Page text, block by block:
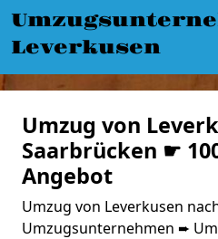
Leverkusen
Umzug von
Saarbrücken ☛
Angebot
Umzug von Leverkusen
Umzugsunternehmen ➨